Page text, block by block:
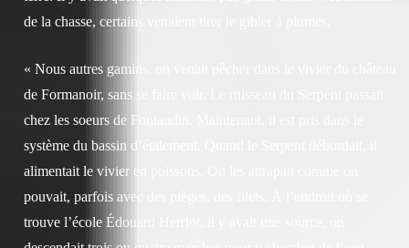
de la chasse, certains venaient tirer le gibier à plumes.
« Nous autres gamins, on venait pêcher dans le vivier du château
de Formanoir, sans se faire voir. Le ruisseau du Serpent passait
chez les soeurs de Fontaudin. Maintenant, il est pris dans le
système du bassin d’étalement. Quand le Serpent débordait, il
alimentait le vivier en poissons. On les attrapait comme on
pouvait, parfois avec des pièges, des filets. À l’endroit où se
trouve l’école Édouard Herriot, il y avait une source, on